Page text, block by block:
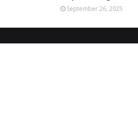
September 26, 2025